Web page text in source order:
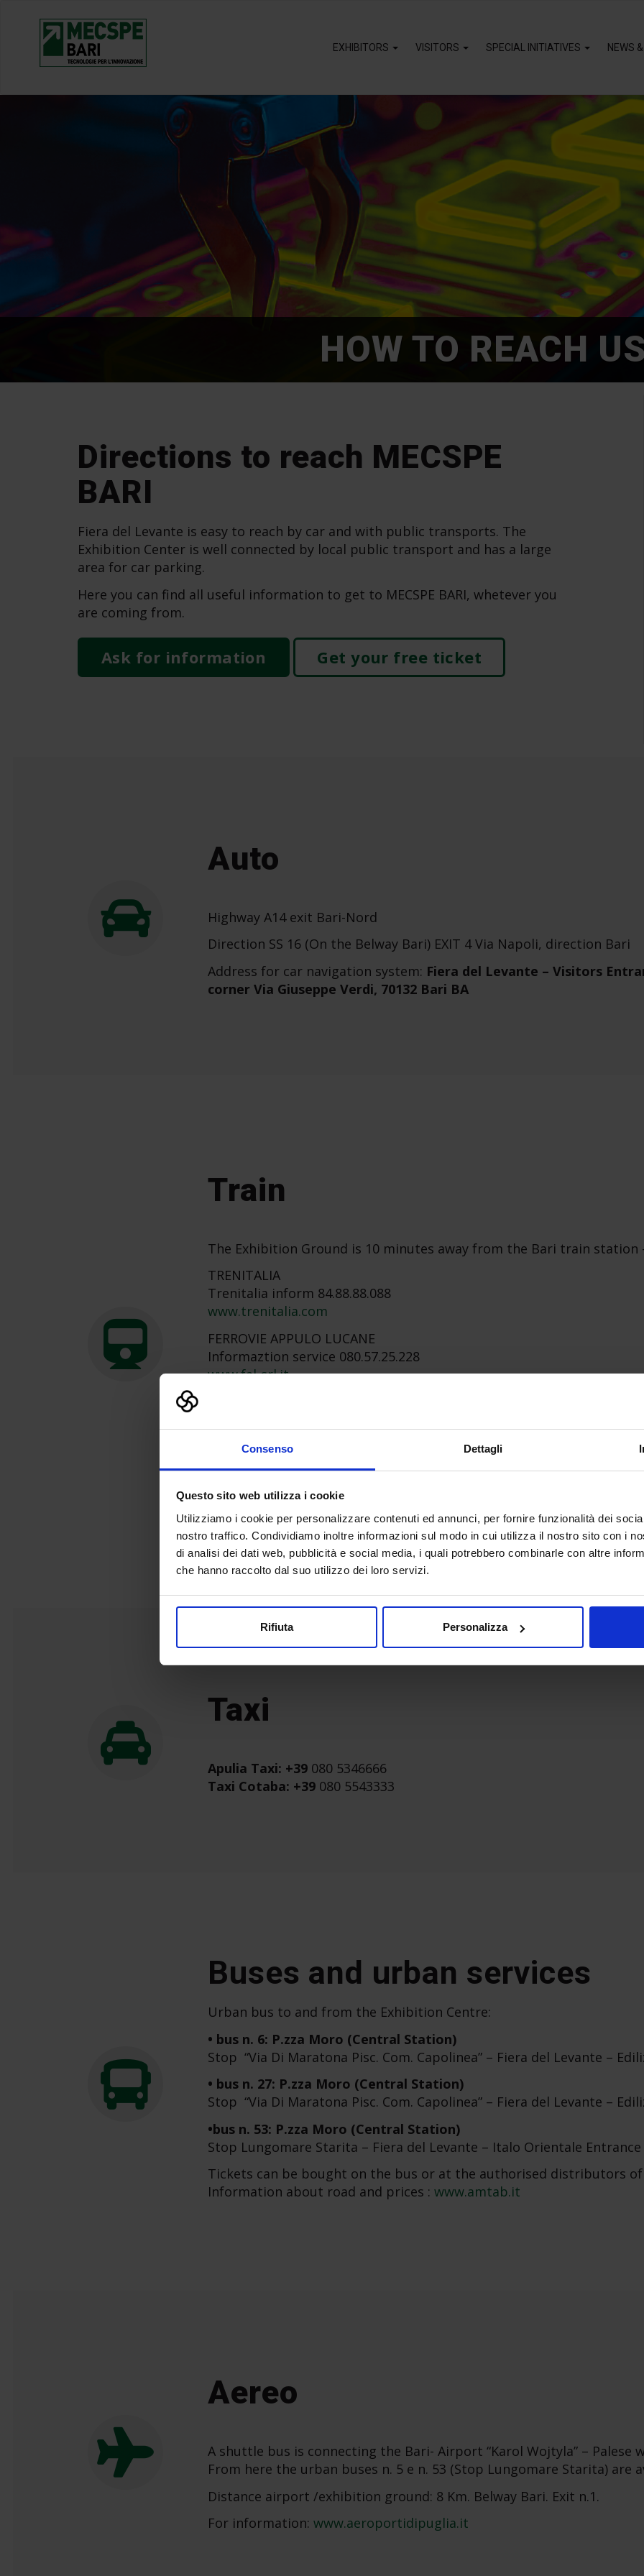
Consenso Dettagli
Questo sito web utilizza i cookie
Utilizziamo i cookie per personalizzare contenuti ed annunci, per fornire funzionalità dei
nostro traffico. Condividiamo inoltre informazioni sul modo in cui utilizza il nostro sito con i
di analisi dei dati web, pubblicità e social media, i quali potrebbero combinarle con altre
che hanno raccolto dal suo utilizzo dei loro servizi.
Rifiuta Personalizza
EXHIBITORS VISITORS SPECIAL INITIATIVES NEWS
HOW TO REACH US
Directions to reach MECSPE
BARI
Fiera del Levante is easy to reach by car and with public transports. The
Exhibition Center is well connected by local public transport and has a large
area for car parking.
Here you can find all useful information to get to MECSPE BARI, whetever you
are coming from.
Ask for information Get your free ticket
Auto
Highway A14 exit Bari-Nord
Direction SS 16 (On the Belway Bari) EXIT 4 Via Napoli, direction Bari
Address for car navigation system: Fiera del Levante – Visitors
corner Via Giuseppe Verdi, 70132 Bari BA
Train
The Exhibition Ground is 10 minutes away from the Bari train station
TRENITALIA
Trenitalia inform 84.88.88.088
www.trenitalia.com
FERROVIE APPULO LUCANE
Informaztion service 080.57.25.228
www.fal-srl.it
Call Center 800-07.90.90
www.fseonline.it
FERROVIE DEL NORD BARESE
Call Center 080.52.99.111
Taxi
Apulia Taxi: +39 080 5346666
Taxi Cotaba: +39 080 5543333
Buses and urban services
Urban bus to and from the Exhibition Centre:
• bus n. 6: P.zza Moro (Central Station)
Stop “Via Di Maratona Pisc. Com. Capolinea” – Fiera del Levante –
• bus n. 27: P.zza Moro (Central Station)
Stop “Via Di Maratona Pisc. Com. Capolinea” – Fiera del Levante –
•bus n. 53: P.zza Moro (Central Station)
Stop Lungomare Starita – Fiera del Levante – Italo Orientale Entrance
Tickets can be bought on the bus or at the authorised distributors
Information about road and prices : www.amtab.it
Aereo
A shuttle bus is connecting the Bari- Airport “Karol Wojtyla” – Palese
From here the urban buses n. 5 e n. 53 (Stop Lungomare Starita) are
Distance airport /exhibition ground: 8 Km. Belway Bari. Exit n.1.
For information: www.aeroportidipuglia.it